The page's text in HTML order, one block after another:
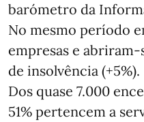
barómetro da
No mesmo período
empresas e
de insolvência (+5%).
Dos quase 7.000
51% pertencem a